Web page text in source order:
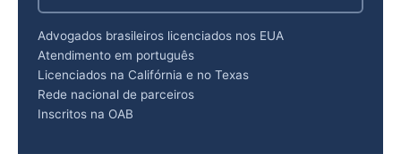
Advogados brasileiros licenciados nos EUA
Atendimento em português
Licenciados na Califórnia e no Texas
Rede nacional de parceiros
Inscritos na OAB